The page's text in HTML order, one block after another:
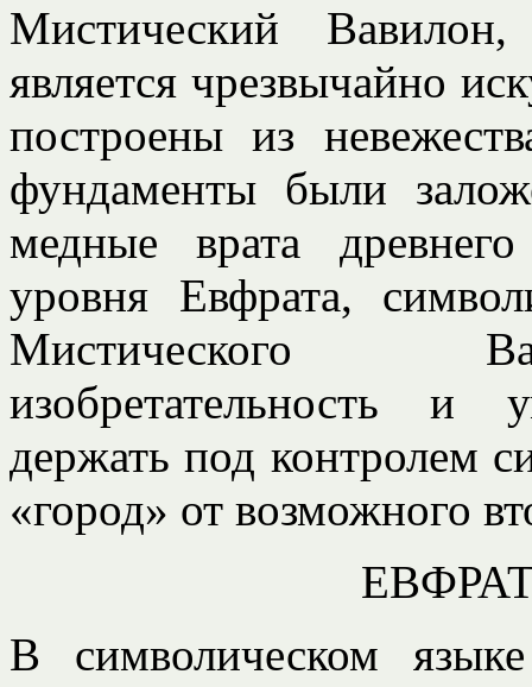
Мистический
является чрезвычайно
построены из
фундаменты были
медные врата
уровня Евфрата,
Мистического
изобретательность и
держать под контролем
«город» от возможного
В символическом